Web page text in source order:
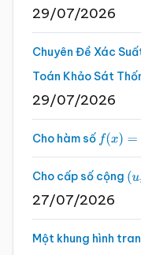
29/07/2026
Chuyên Đề Xác
Toán Khảo Sát
29/07/2026
Cho hàm số f(x)=(
Cho cấp số cộng (u
27/07/2026
Một khung hình